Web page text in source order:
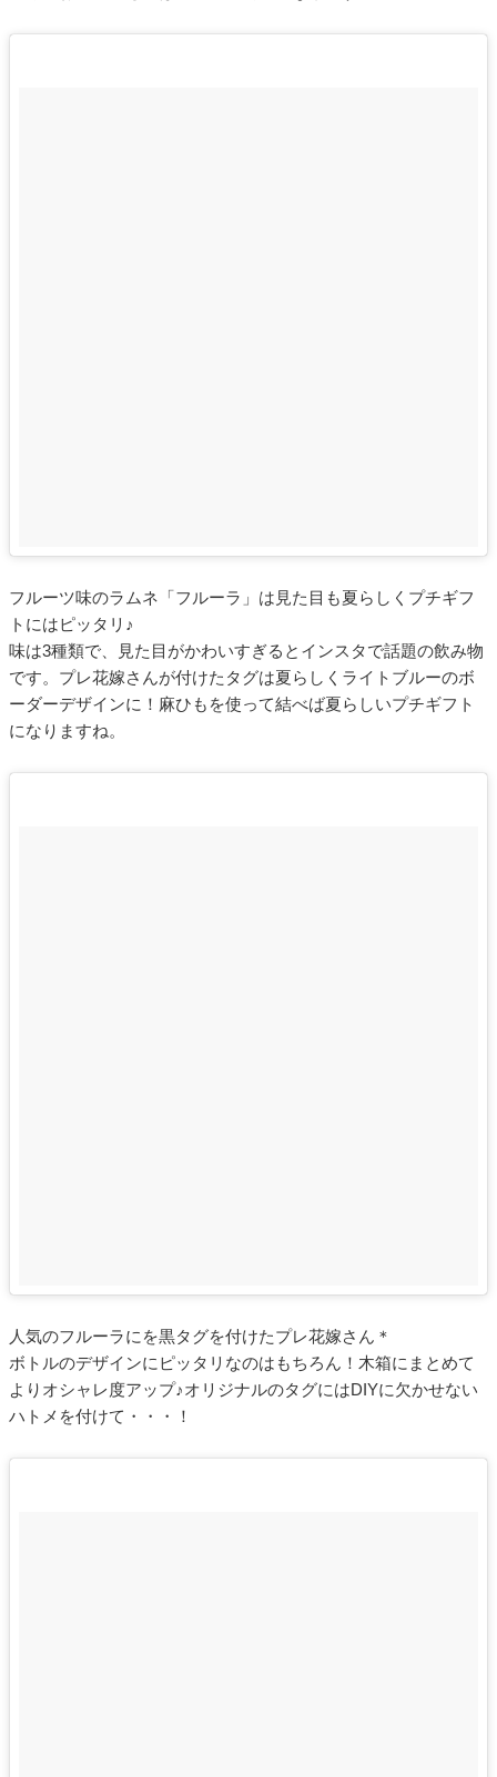
フルーツ味のラムネ「フルーラ」は見た目も夏らしくプチギフ
トにはピッタリ♪
味は3種類で、見た目がかわいすぎるとインスタで話題の飲み物
です。プレ花嫁さんが付けたタグは夏らしくライトブルーのボ
ーダーデザインに！麻ひもを使って結べば夏らしいプチギフト
になりますね。
人気のフルーラにを黒タグを付けたプレ花嫁さん＊
ボトルのデザインにピッタリなのはもちろん！木箱にまとめて
よりオシャレ度アップ♪オリジナルのタグにはDIYに欠かせない
ハトメを付けて・・・！